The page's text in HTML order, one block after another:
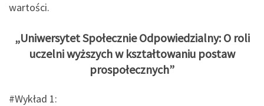
wartości.
„Uniwersytet Społecznie Odpowiedzialny: O roli
uczelni wyższych w kształtowaniu postaw
prospołecznych”
#Wykład 1: